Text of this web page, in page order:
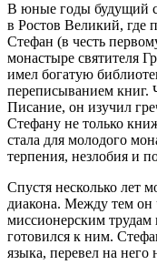
В юные годы будущий
в Ростов Великий, где
Стефан (в честь
монастыре святителя
имел богатую
переписыванием
Писание, он изучил
Стефану не только
стала для молодого
терпения, незлобия и
Спустя несколько лет
диакона. Между тем он
миссионерским трудам
готовился к ним.
языка, перевел на него